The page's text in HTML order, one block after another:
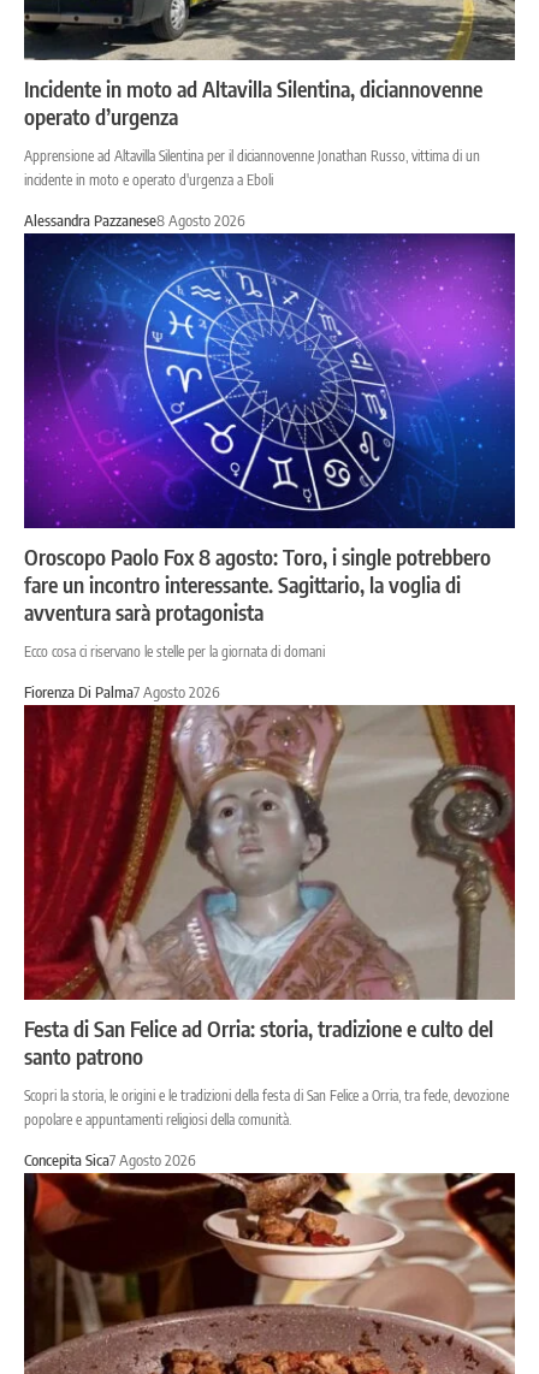
Incidente in moto ad Altavilla Silentina, diciannovenne
operato d’urgenza
Apprensione ad Altavilla Silentina per il diciannovenne Jonathan Russo, vittima di un
incidente in moto e operato d'urgenza a Eboli
Alessandra Pazzanese8 Agosto 2026
Oroscopo Paolo Fox 8 agosto: Toro, i single potrebbero
fare un incontro interessante. Sagittario, la voglia di
avventura sarà protagonista
Ecco cosa ci riservano le stelle per la giornata di domani
Fiorenza Di Palma7 Agosto 2026
Festa di San Felice ad Orria: storia, tradizione e culto del
santo patrono
Scopri la storia, le origini e le tradizioni della festa di San Felice a Orria, tra fede, devozione
popolare e appuntamenti religiosi della comunità.
Concepita Sica7 Agosto 2026